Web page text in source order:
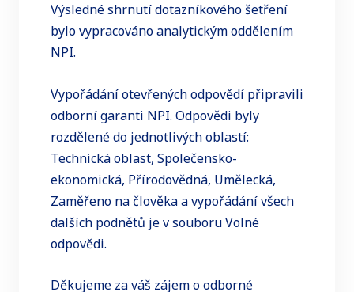
Výsledné shrnutí dotazníkového šetření
bylo vypracováno analytickým oddělením
NPI.
Vypořádání otevřených odpovědí připravili
odborní garanti NPI. Odpovědi byly
rozdělené do jednotlivých oblastí:
Technická oblast, Společensko-
ekonomická, Přírodovědná, Umělecká,
Zaměřeno na člověka a vypořádání všech
dalších podnětů je v souboru Volné
odpovědi.
Děkujeme za váš zájem o odborné